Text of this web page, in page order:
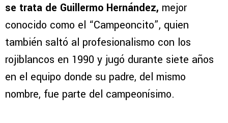
se trata de Guillermo Hernández, mejor
conocido como el “Campeoncito”, quien
también saltó al profesionalismo con los
rojiblancos en 1990 y jugó durante siete años
en el equipo donde su padre, del mismo
nombre, fue parte del campeonísimo.